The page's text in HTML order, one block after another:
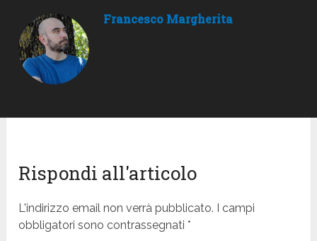
Francesco Margherita
Rispondi all'articolo
L'indirizzo email non verrà pubblicato. I campi
obbligatori sono contrassegnati *